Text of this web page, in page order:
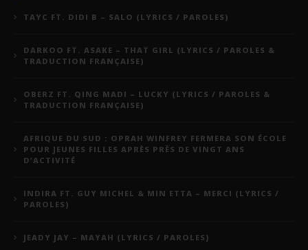
TAYC FT. DIDI B – SALO (LYRICS / PAROLES)
DARKOO FT. ASAKE – THAT GIRL (LYRICS / PAROLES &
TRADUCTION FRANÇAISE)
OBERZ FT. QING MADI – LUCKY (LYRICS / PAROLES &
TRADUCTION FRANÇAISE)
AFRIQUE DU SUD : OPRAH WINFREY FERMERA SON ÉCOLE
POUR JEUNES FILLES APRÈS PRÈS DE VINGT ANS
D’ACTIVITÉ
INDIRA FT. GUY MICHEL & MIN ETTA – MERCI (LYRICS /
PAROLES)
JEADY JAY – MAYAH (LYRICS / PAROLES)